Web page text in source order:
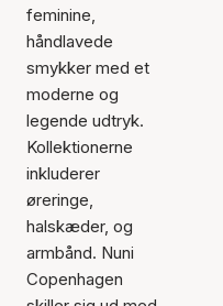
feminine,
håndlavede
smykker med et
moderne og
legende udtryk.
Kollektionerne
inkluderer
øreringe,
halskæder, og
armbånd. Nuni
Copenhagen